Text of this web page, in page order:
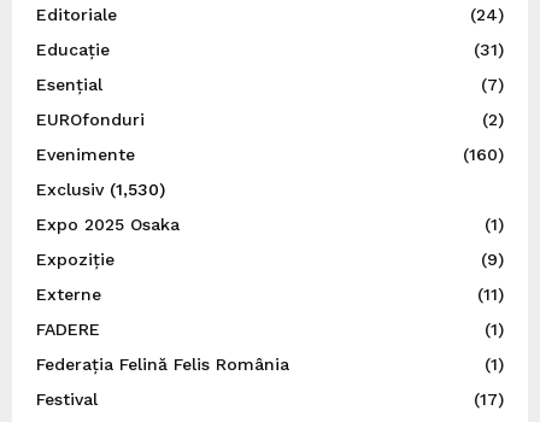
Editoriale
(24)
Educație
(31)
Esențial
(7)
EUROfonduri
(2)
Evenimente
(160)
Exclusiv(1,530)
Expo 2025 Osaka
(1)
Expoziție
(9)
Externe
(11)
FADERE
(1)
Federația Felină Felis România
(1)
Festival
(17)